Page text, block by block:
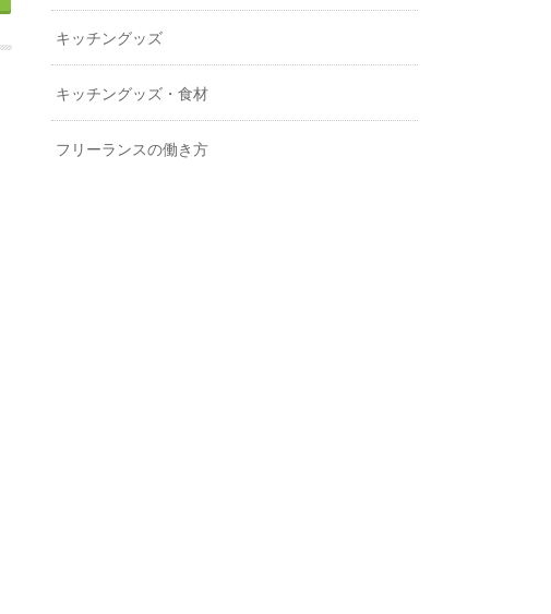
キッチングッズ
キッチングッズ・食材
フリーランスの働き方